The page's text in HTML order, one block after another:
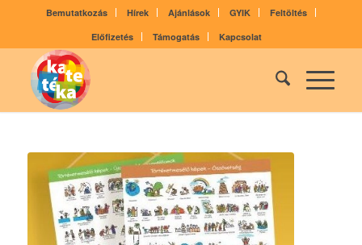
Bemutatkozás Hírek Ajánlások GYIK
Feltöltés
Előfizetés
Támogatás Kapcsolat